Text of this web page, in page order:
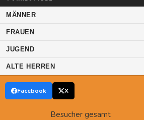
MÄNNER
FRAUEN
JUGEND
ALTE HERREN
Facebook X
Besucher gesamt